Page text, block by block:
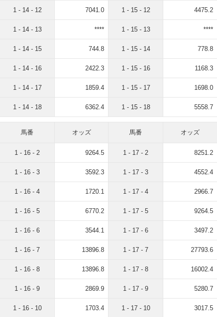
1 - 14 - 12 7041.0
1 - 14 - 13 ****
1 - 14 - 15 744.8
1 - 14 - 16 2422.3
1 - 14 - 17 1859.4
1 - 14 - 18 6362.4
1 - 15 - 12 4475.2
1 - 15 - 13 ****
1 - 15 - 14 778.8
1 - 15 - 16 1168.3
1 - 15 - 17 1698.0
1 - 15 - 18 5558.7
馬番 オッズ
1 - 16 - 2 9264.5
1 - 16 - 3 3592.3
1 - 16 - 4 1720.1
1 - 16 - 5 6770.2
1 - 16 - 6 3544.1
1 - 16 - 7 13896.8
1 - 16 - 8 13896.8
1 - 16 - 9 2869.9
1 - 16 - 10 1703.4
馬番 オッズ
1 - 17 - 2 8251.2
1 - 17 - 3 4552.4
1 - 17 - 4 2966.7
1 - 17 - 5 9264.5
1 - 17 - 6 3497.2
1 - 17 - 7 27793.6
1 - 17 - 8 16002.4
1 - 17 - 9 5280.7
1 - 17 - 10 3017.5